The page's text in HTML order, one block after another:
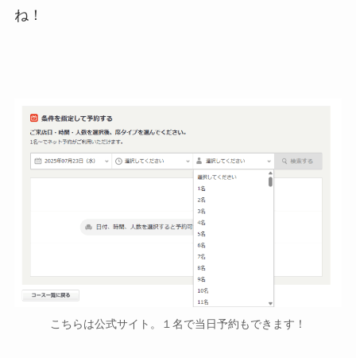
ね！
こちらは公式サイト。１名で当日予約もできます！